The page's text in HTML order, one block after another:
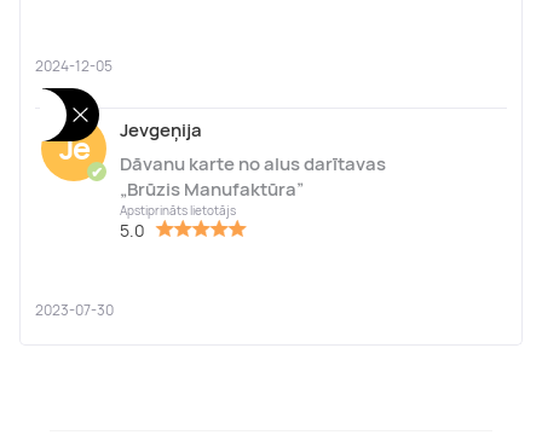
2024-12-05
Je
✔
Jevgeņija
Dāvanu karte no alus darītavas
„Brūzis Manufaktūra”
Apstiprināts lietotājs
5.0
2023-07-30